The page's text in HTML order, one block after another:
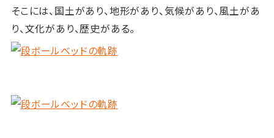
そこには、国土があり、地形があり、気候があり、風土があ
り、文化があり、歴史がある。